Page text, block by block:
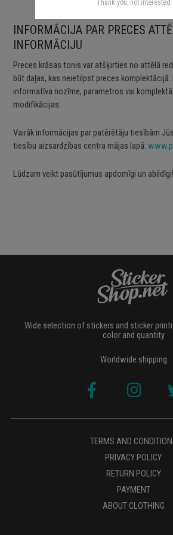
INFORMĀCIJA PAR PRECES
INFORMĀCIJU
Preces krāsas tonis var atšķirties no attēlā
būt daļas, kas neietilpst preces komplektācijā.
informatīva nozīme, parametros vai
modifikācijas.
Vairāk informācijas par patērētāju tiesībām
tiesību aizsardzības centra mājas lapā:
Lūdzam veikt pasūtījumus apdomīgi un abildīgi!
Wide selection of stickers and sticker
color and quantity
Worldwide shipping
TERMS AND
PRIVACY POLICY
RETURN POLICY
PAYMENT
ABOUT CLOTHING
Thank you, not interested